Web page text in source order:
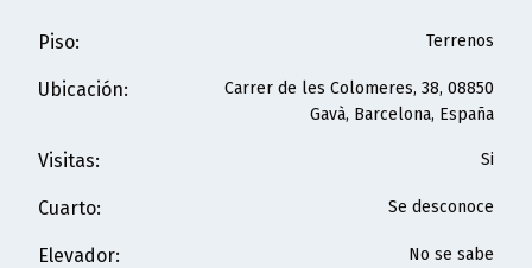
Piso: Terrenos
Ubicación:
Carrer de les Colomeres, 38, 08850
Gavà, Barcelona, España
Visitas: Si
Cuarto: Se desconoce
Elevador: No se sabe